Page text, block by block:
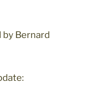
Bernard